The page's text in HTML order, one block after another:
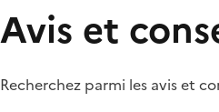
Avis et
Recherchez parmi les avis et